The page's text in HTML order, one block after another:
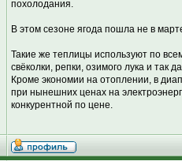
похолодания.
В этом сезоне ягода пошла не в
Такие же теплицы используют по
свёколки, репки, озимого лука и так
Кроме экономии на отоплении, в
при нынешних ценах на
конкурентной по цене.